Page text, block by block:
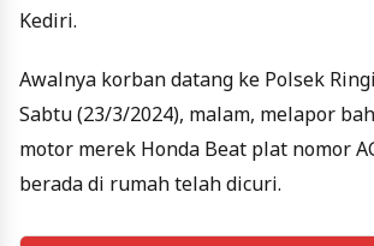
Kediri.
Awalnya korban datang ke Polsek
Sabtu (23/3/2024), malam, melapor
motor merek Honda Beat plat nomor
berada di rumah telah dicuri.